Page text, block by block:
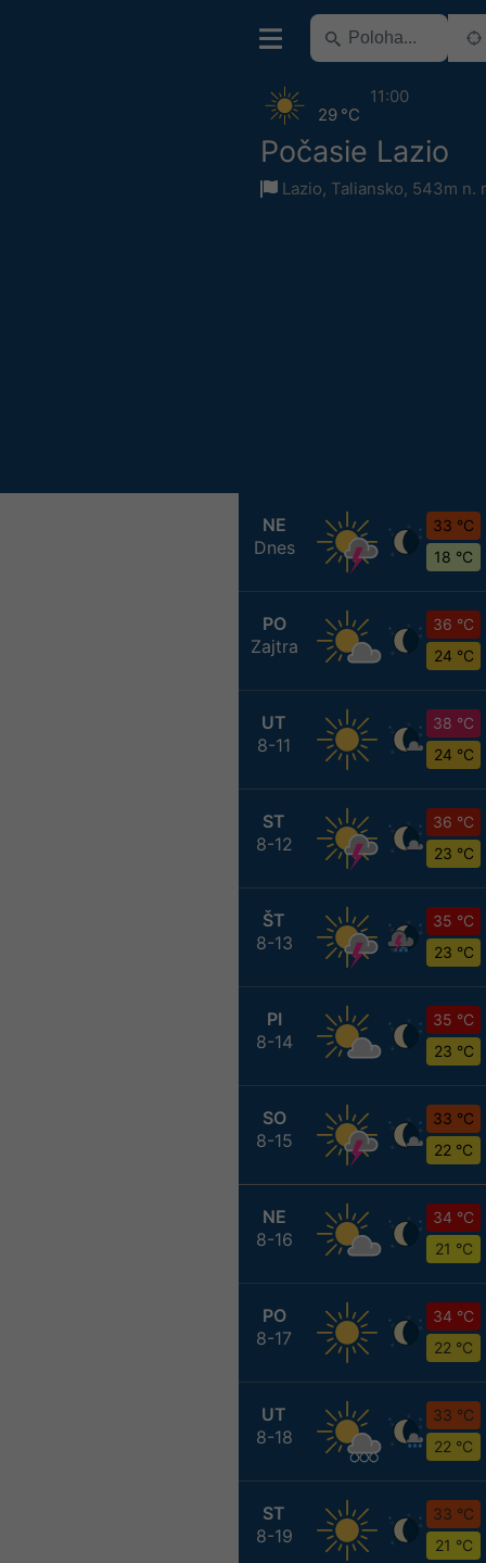
Počasie Lazio
Lazio, Taliansko, 543m n.
29 °C
11:00
NE
Dnes
33 °C
18 °C
PO
Zajtra
36 °C
24 °C
UT
8-11
38 °C
24 °C
ST
8-12
36 °C
23 °C
ŠT
8-13
35 °C
23 °C
PI
8-14
35 °C
23 °C
SO
8-15
33 °C
22 °C
NE
8-16
34 °C
21 °C
PO
8-17
34 °C
22 °C
UT
8-18
33 °C
22 °C
ST
8-19
33 °C
21 °C